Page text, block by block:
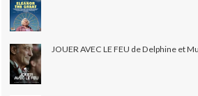
JOUER AVEC LE FEU de Delphine et